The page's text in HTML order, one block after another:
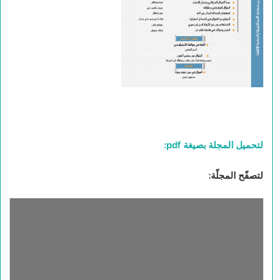
لتحميل المجلة بصيغة pdf:
لتصفّح المجلّة: